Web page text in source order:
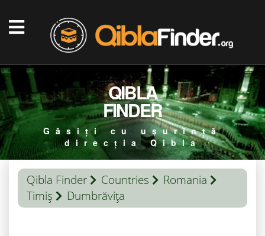
QIBLA
FINDER
Găsiți cu ușurință
direcția Qibla
Qibla Finder Countries
Romania
Timiş
Dumbrăviţa